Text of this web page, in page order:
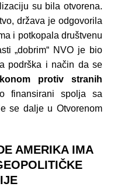
su bila otvorena.
država je odgovorila
i potkopala društvenu
„dobrim“ NVO je bio
podrška i način da se
protiv stranih
finansirani spolja sa
se dalje u Otvorenom
AMERIKA IMA